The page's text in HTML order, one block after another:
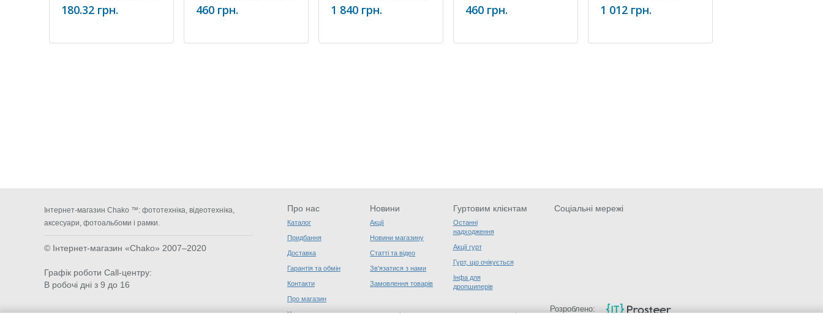
180.32 грн.
Original (Lens Cleaner) NLP-
1-W ( white )
460 грн.
6 hi power LED's 2 CR2032
batteries included; zipper
1 840 грн. 460 грн.
cleaning kit SK-2A
1 012 грн.
Інтернет-магазин Chako ™: фототехніка, відеотехніка,
аксесуари, фотоальбоми і рамки.
© Інтернет-магазин «Chako» 2007–2020
Графік роботи Call-центру:
В робочі дні з 9 до 16
Про нас
Каталог
Придбання
Доставка
Гарантія та обмін
Контакти
Про магазин
Новини
Акції
Новини магазину
Статті та відео
Зв'язатися з нами
Замовлення товарів
Гуртовим клієнтам
Останні
надходження
Акції гурт
Гурт, що очікується
Інфа для
дропшиперів
Соціальні мережі
Розроблено: